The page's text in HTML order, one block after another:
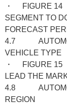
・ FIGURE
SEGMENT TO
FORECAST
4.7
VEHICLE TYPE
・ FIGURE
LEAD THE
4.8
REGION